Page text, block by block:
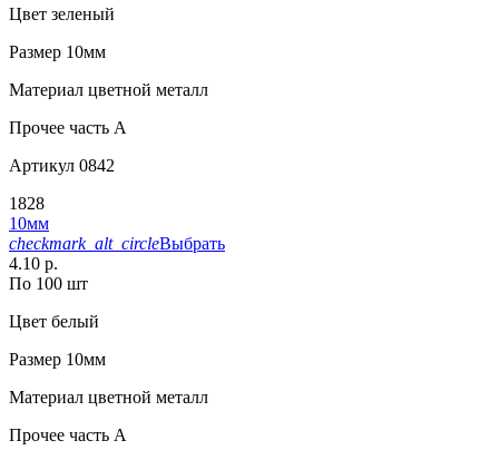
Цвет зеленый
Размер 10мм
Материал цветной металл
Прочее часть A
Артикул 0842
1828
10мм
checkmark_alt_circleВыбрать
4.10 р.
По 100 шт
Цвет белый
Размер 10мм
Материал цветной металл
Прочее часть A